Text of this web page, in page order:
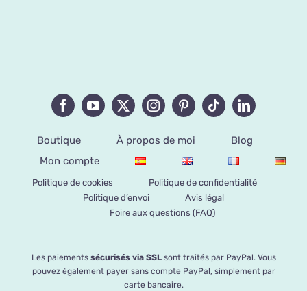
Boutique À propos de moi
Blog
Mon compte
Politique de cookies
Politique de confidentialité
Politique d’envoi
Avis légal
Foire aux questions (FAQ)
Les paiementssécurisés via SSLsont traités par PayPal. Vous
pouvez également payer sans compte PayPal, simplement par
carte bancaire.